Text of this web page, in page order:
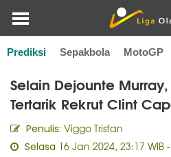
Prediksi Sepakbola MotoGP
Home Basket
Selain Dejounte
Tertarik Rekrut Clint
Penulis: Viggo Tristan
Selasa 16 Jan 2024, 23:17 WIB